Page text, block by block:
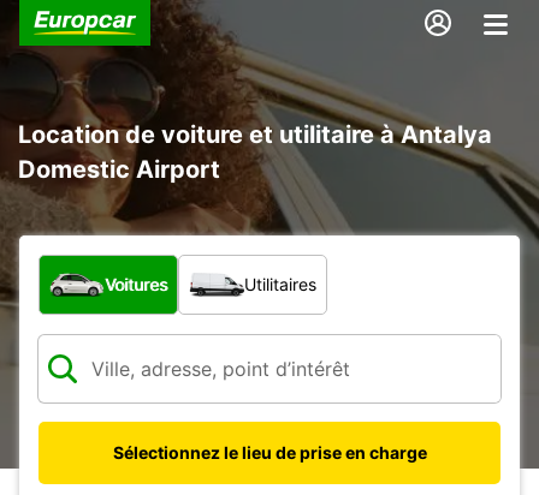
Location de voiture et utilitaire à Antalya
Domestic Airport
Quel type de véhicule ?
Voitures Utilitaires
Sélectionnez le lieu de prise en charge